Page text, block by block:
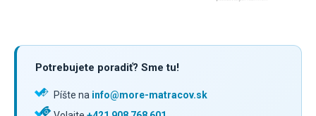
Potrebujete poradiť? Sme tu!
Píšte na info@more-matracov.sk